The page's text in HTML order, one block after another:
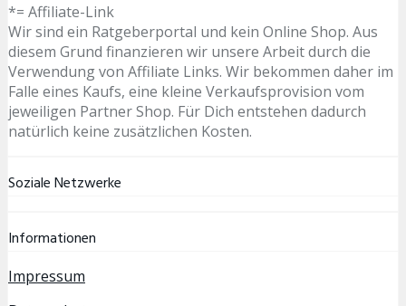
*= Affiliate-Link
Wir sind ein Ratgeberportal und kein Online Shop. Aus
diesem Grund finanzieren wir unsere Arbeit durch die
Verwendung von Affiliate Links. Wir bekommen daher im
Falle eines Kaufs, eine kleine Verkaufsprovision vom
jeweiligen Partner Shop. Für Dich entstehen dadurch
natürlich keine zusätzlichen Kosten.
Soziale Netzwerke
Informationen
Impressum